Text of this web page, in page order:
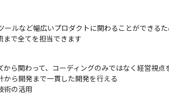
ールなど幅広いプロダクトに関わることができ
まで全てを担当できます
から関わって、コーディングのみではなく経営視点
から開発まで一貫した開発を行える
術の活用